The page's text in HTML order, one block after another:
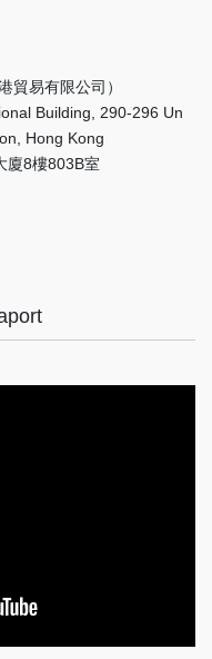
貿易有限公司）
Building, 290-296 Un
Hong Kong
廈8樓803B室